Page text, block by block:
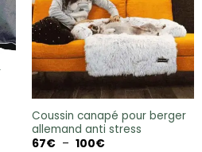
Coussin canapé pour berger
allemand anti stress
67€ – 100€Plage